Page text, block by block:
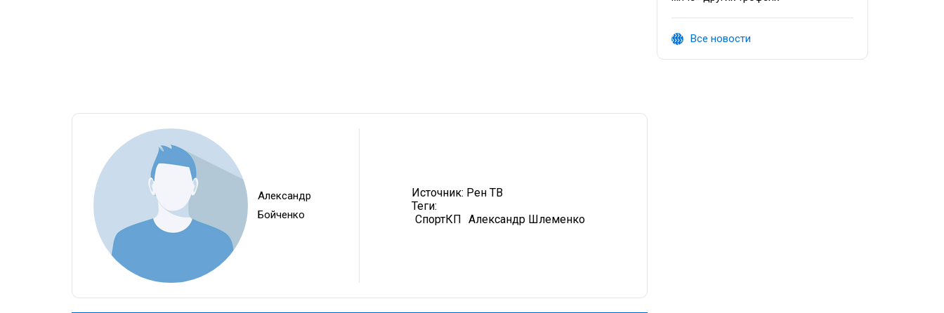
Александр
Бойченко
Источник: Рен ТВ
Теги:
СпортКП Александр Шлеменко
Все новости